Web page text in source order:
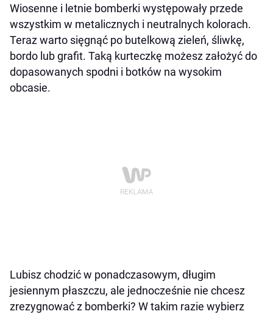
Wiosenne i letnie bomberki występowały przede
wszystkim w metalicznych i neutralnych kolorach.
Teraz warto sięgnąć po butelkową zieleń, śliwkę,
bordo lub grafit. Taką kurteczkę możesz założyć do
dopasowanych spodni i botków na wysokim
obcasie.
Lubisz chodzić w ponadczasowym, długim
jesiennym płaszczu, ale jednocześnie nie chcesz
zrezygnować z bomberki? W takim razie wybierz